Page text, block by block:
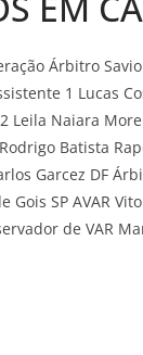
Árbitro
1 Lucas
Leila Naiara
Batista
Garcez DF
Gois SP AVAR
de VAR